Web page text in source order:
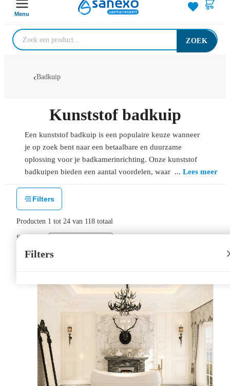
Menu
ZOEK
Badkuip
Kunststof badkuip
Een kunststof badkuip is een populaire keuze wanneer
je op zoek bent naar een betaalbare en duurzame
oplossing voor je badkamerinrichting. Onze kunststof
badkuipen bieden een aantal voordelen, waardoor ze
kunststof badkuip!
Lees meer
Filters
Filters
Producten 1 tot 24 van 118 totaal
Sorteer op: